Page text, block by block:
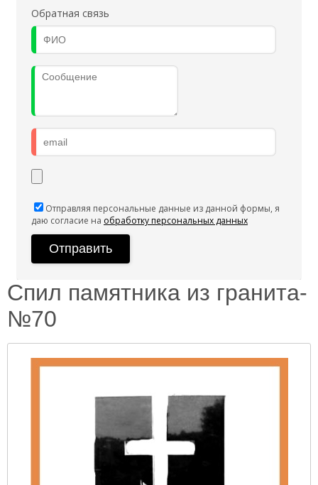
Обратная связь
Отправляя персональные данные из данной формы, я
даю согласие на обработку персональных данных
Спил памятника из гранита-
№70